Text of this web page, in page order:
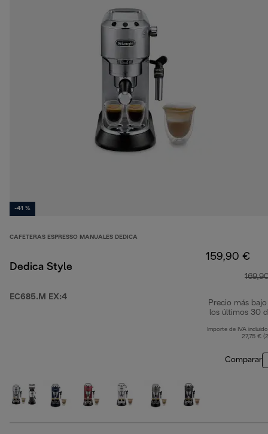
-41 %
CAFETERAS ESPRESSO MANUALES DEDICA
Dedica Style
EC685.M EX:4
159,90 €
Precio más bajo
los últimos 30
Importe de IVA
27,75 €
Comparar